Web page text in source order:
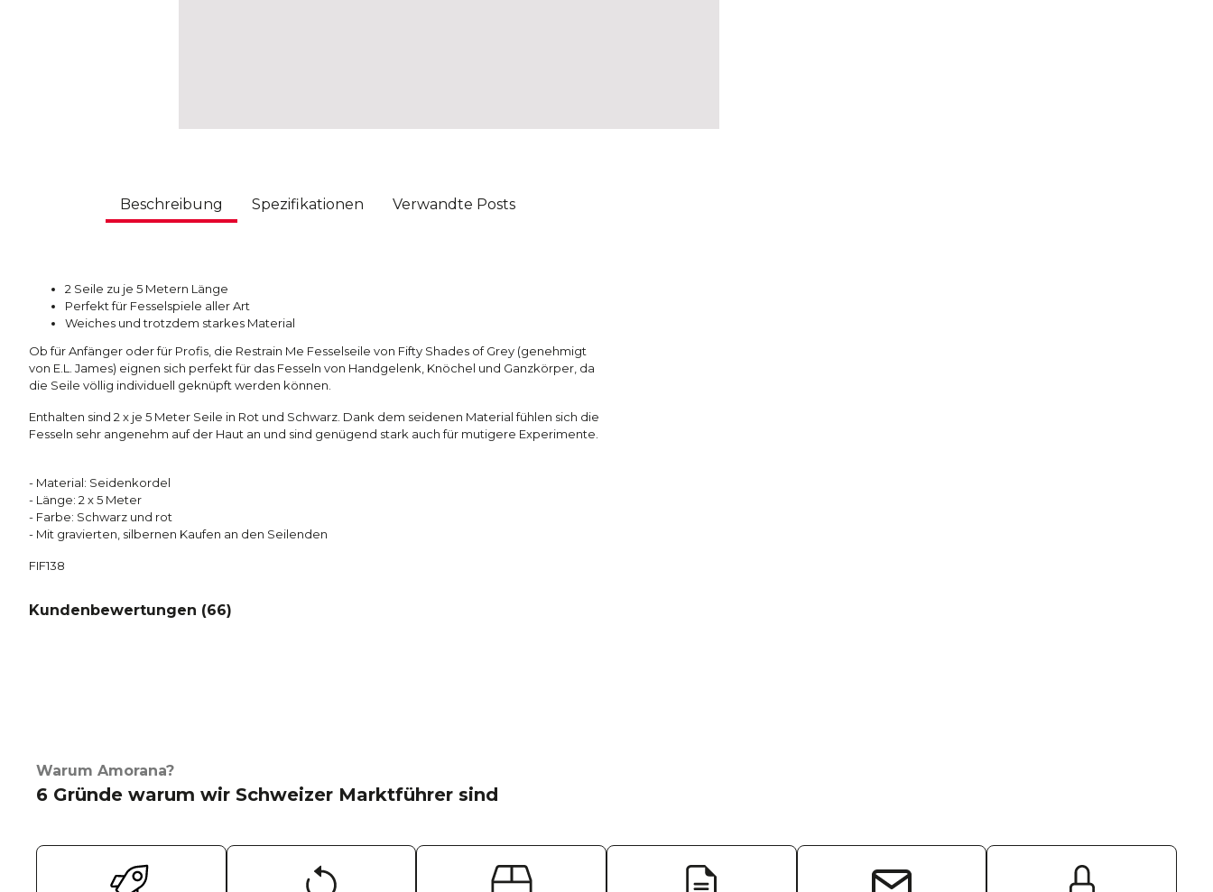
Beschreibung Spezifikationen Verwandte Posts
2 Seile zu je 5 Metern Länge
Perfekt für Fesselspiele aller Art
Weiches und trotzdem starkes Material
Ob für Anfänger oder für Profis, die Restrain Me Fesselseile von Fifty Shades of Grey (genehmigt
von E.L. James) eignen sich perfekt für das Fesseln von Handgelenk, Knöchel und Ganzkörper, da
die Seile völlig individuell geknüpft werden können.
Enthalten sind 2 x je 5 Meter Seile in Rot und Schwarz. Dank dem seidenen Material fühlen sich die
Fesseln sehr angenehm auf der Haut an und sind genügend stark auch für mutigere Experimente.
- Material: Seidenkordel
- Länge: 2 x 5 Meter
- Farbe: Schwarz und rot
- Mit gravierten, silbernen Kaufen an den Seilenden
FIF138
Kundenbewertungen (66)
Warum Amorana?
6 Gründe warum wir Schweizer Marktführer sind